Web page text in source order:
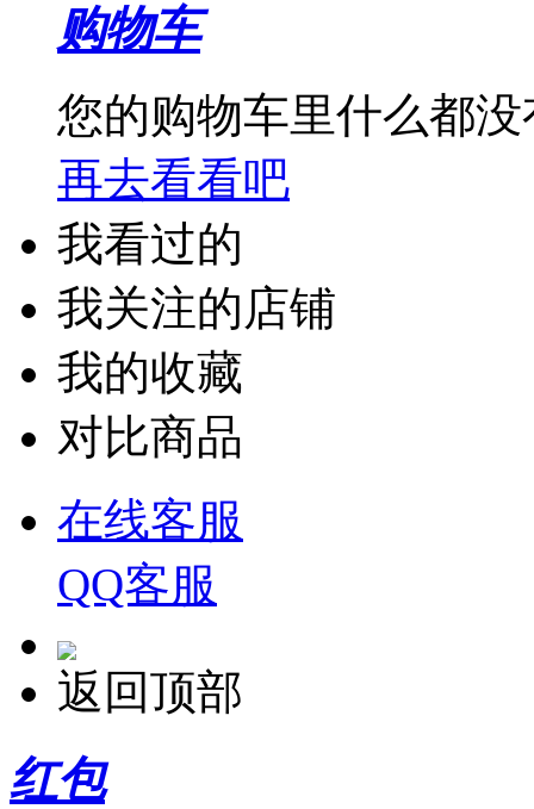
购物车
您的购物车里什么都没
再去看看吧
我看过的
我关注的店铺
我的收藏
对比商品
在线客服
QQ客服
返回顶部
红包